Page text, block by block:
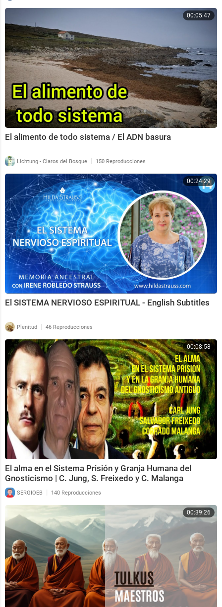
00:05:47
El alimento de todo sistema / El ADN basura
Lichtung - Claros del Bosque | 150 Reproducciones
00:24:29
El SISTEMA NERVIOSO ESPIRITUAL - English Subtitles
Plenitud | 46 Reproducciones
00:08:58
El alma en el Sistema Prisión y Granja Humana del
Gnosticismo | C. Jung, S. Freixedo y C. Malanga
SERGIOEB | 140 Reproducciones
00:39:26